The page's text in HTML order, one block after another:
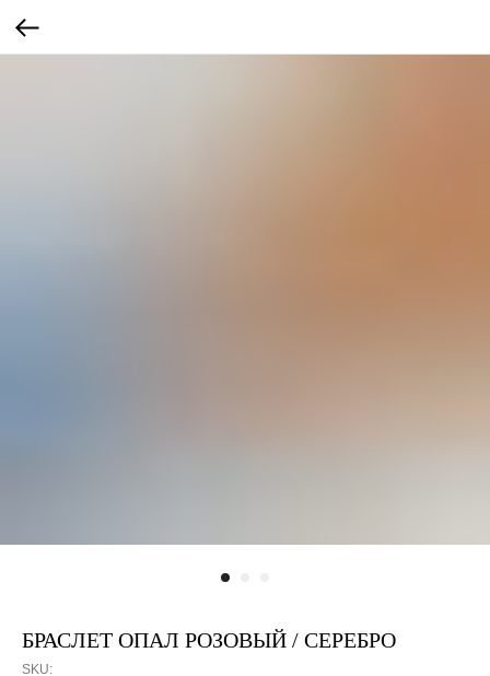
БРАСЛЕТ ОПАЛ РОЗОВЫЙ / СЕРЕБРО
SKU: